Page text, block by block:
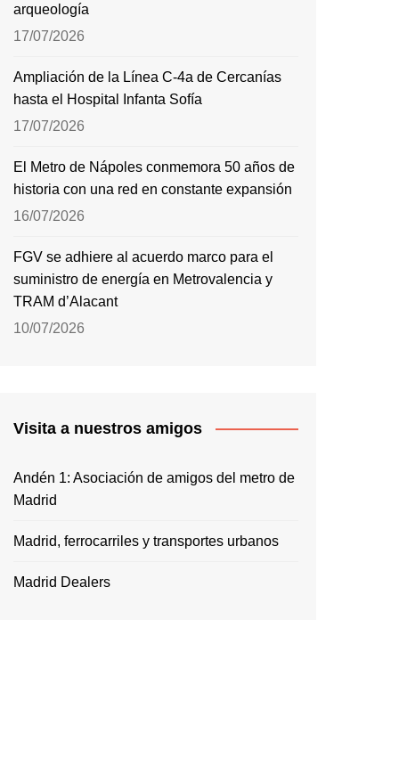
arqueología
17/07/2026
Ampliación de la Línea C-4a de Cercanías
hasta el Hospital Infanta Sofía
17/07/2026
El Metro de Nápoles conmemora 50 años de
historia con una red en constante expansión
16/07/2026
FGV se adhiere al acuerdo marco para el
suministro de energía en Metrovalencia y
TRAM d’Alacant
10/07/2026
Visita a nuestros amigos
Andén 1: Asociación de amigos del metro de
Madrid
Madrid, ferrocarriles y transportes urbanos
Madrid Dealers